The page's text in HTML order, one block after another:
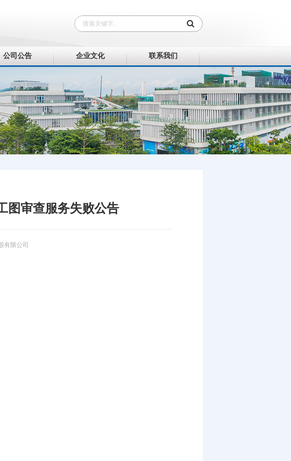
公司公告 企业文化 联系我们
图审查服务失败公告
有限公司